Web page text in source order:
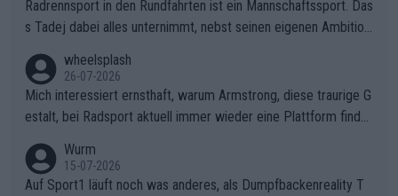
Radrennsport in den Rundfahrten ist ein Mannschaftssport. Das
s Tadej dabei alles unternimmt, nebst seinen eigenen Ambition
ganze Team auch mental stark zu machen und konkret am Erf
olg teilzuhaben, ist ihm ganz hoch anzurechnen. Das ist ein Zei
chen weit über den Radsport hinaus.
wheelsplash
26-07-2026
Mich interessiert ernsthaft, warum Armstrong, diese traurige G
estalt, bei Radsport aktuell immer wieder eine Plattform finde
Wurm
15-07-2026
Auf Sport1 läuft noch was anderes, als Dumpfbackenreality T